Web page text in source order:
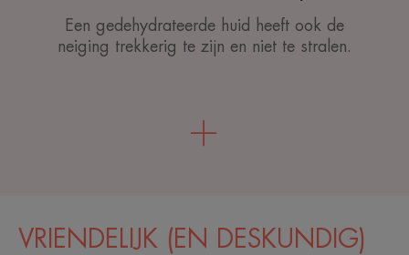
Een gedehydrateerde huid heeft ook de
neiging trekkerig te zijn en niet te stralen.
VRIENDELIJK (EN DESKUNDIG)